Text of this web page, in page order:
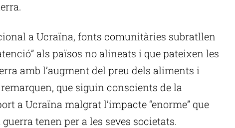
a Ucraïna, fonts comunitàries subratllen
als països no alineats i que pateixen les
amb l’augment del preu dels aliments i
que siguin conscients de la
a Ucraïna malgrat l’impacte “enorme” que
tenen per a les seves societats.